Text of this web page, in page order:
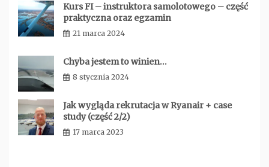
Kurs FI – instruktora samolotowego – część
praktyczna oraz egzamin
21 marca 2024
Chyba jestem to winien…
8 stycznia 2024
Jak wygląda rekrutacja w Ryanair + case
study (część 2/2)
17 marca 2023